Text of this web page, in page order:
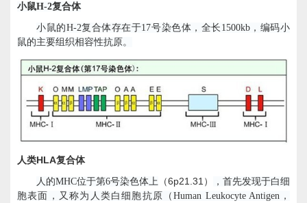
小鼠H-2复合体
小鼠的H-2复合体存在于17号染色体，全长 1500kb，编码小
鼠的主要组织相容性抗原。
人类HLA复合体
人的MHC位于第6号染色体上 （6p21.31 ）
，首先发现于白细
胞表面，又称为人类白细胞抗原（Human Leukocyte Antigen，